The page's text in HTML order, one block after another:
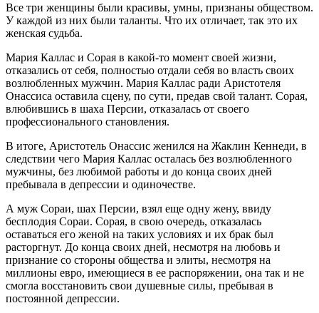
Все три женщины были красивы, умны, признаны обществом.
У каждой из них были таланты. Что их отличает, так это их
женская судьба.
Мария Каллас и Сорая в какой-то момент своей жизни,
отказались от себя, полностью отдали себя во власть своих
возлюбленных мужчин. Мария Каллас ради Аристотеля
Онассиса оставила сцену, по сути, предав свой талант. Сорая,
влюбившись в шаха Персии, отказалась от своего
профессионального становления.
В итоге, Аристотель Онассис женился на Жаклин Кеннеди, в
следствии чего Мария Каллас осталась без возлюбленного
мужчины, без любимой работы и до конца своих дней
пребывала в депрессии и одиночестве.
А муж Сораи, шах Персии, взял еще одну жену, ввиду
бесплодия Сораи. Сорая, в свою очередь, отказалась
оставаться его женой на таких условиях и их брак был
расторгнут. До конца своих дней, несмотря на любовь и
признание со стороны общества и элиты, несмотря на
миллионы евро, имеющиеся в ее распоряжении, она так и не
смогла восстановить свои душевные силы, пребывая в
постоянной депрессии.